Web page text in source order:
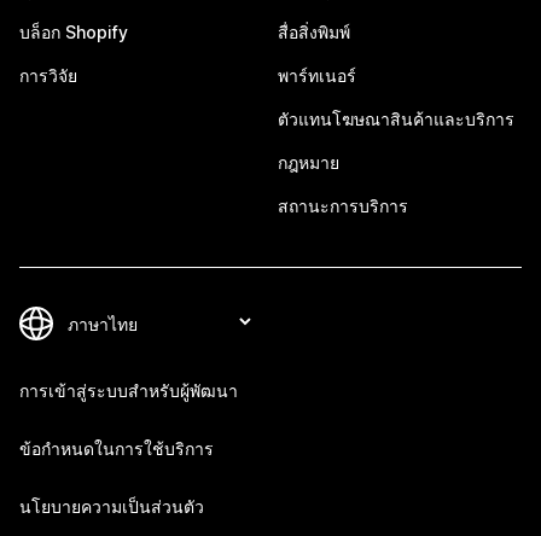
บล็อก Shopify
การวิจัย
สื่อสิ่งพิมพ์
พาร์ทเนอร์
ตัวแทนโฆษณาสินค้าและบริการ
กฎหมาย
สถานะการบริการ
การเข้าสู่ระบบสำหรับผู้พัฒนา
ข้อกำหนดในการใช้บริการ
นโยบายความเป็นส่วนตัว